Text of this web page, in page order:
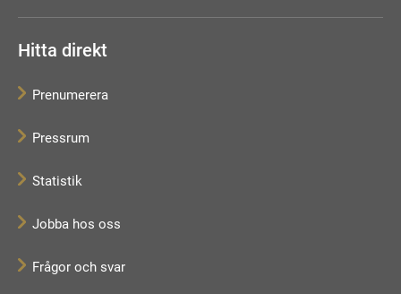
Hitta direkt
Prenumerera
Pressrum
Statistik
Jobba hos oss
Frågor och svar